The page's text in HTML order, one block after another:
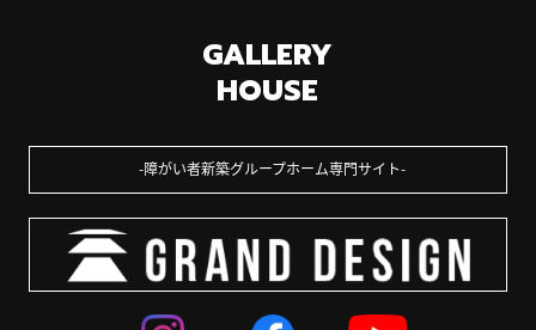
GALLERY
HOUSE
障がい者新築グループホーム専門サイト